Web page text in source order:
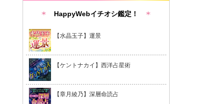
HappyWebイチオシ鑑定！
【水晶玉子】運景
【ケントナカイ】西洋占星術
【章月綾乃】深層命読占